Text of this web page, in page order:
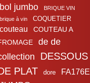
bol jumbo
BRIQUE VIN
brique à vin
COQUETIER
couteau
COUTEAU A
de de
DESSOUS
PLAT
dore FA176E